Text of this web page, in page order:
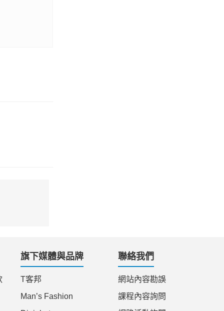
旗下媒體與品牌
T客邦
Man’s Fashion
聯絡我們
網站內容勘誤
課程內容詢問